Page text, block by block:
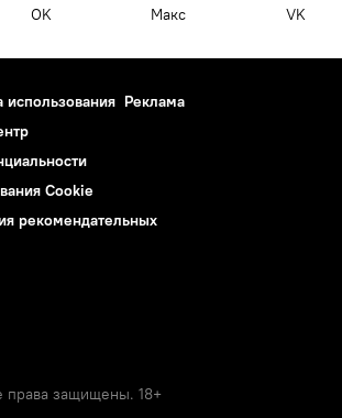
OK Макс VK
использования Реклама
Cookie
рекомендательных
защищены. 18+